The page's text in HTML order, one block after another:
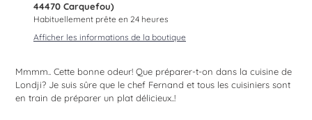
produit
votre
44470 Carquefou)
Habituellement prête en 24 heures
Afficher les informations de la boutique
Mmmm.. Cette bonne odeur! Que préparer-t-on dans la cuisine de
Londji? Je suis sûre que le chef Fernand et tous les cuisiniers sont
en train de préparer un plat délicieux..!